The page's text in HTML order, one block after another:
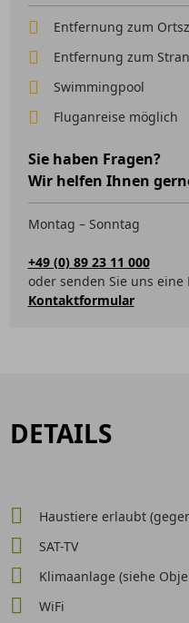
Entfernung zum
Entfernung zum
Swimmingpool
Fluganreise möglich
Sie haben Fragen?
Wir helfen Ihnen
Montag – Sonntag
+49 (0) 89 23 11 000
oder senden Sie uns
Kontaktformular
DETAILS
Haustiere erlaubt
SAT-TV
Klimaanlage (siehe
WiFi